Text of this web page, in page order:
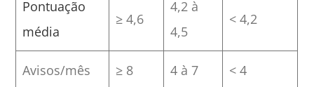
Pontuação
média
≥ 4,6
4,2 à
4,5
< 4,2
Avisos/mês ≥ 8 4 à 7 < 4